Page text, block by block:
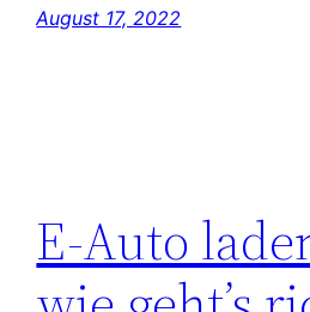
August 17, 2022
E-Auto